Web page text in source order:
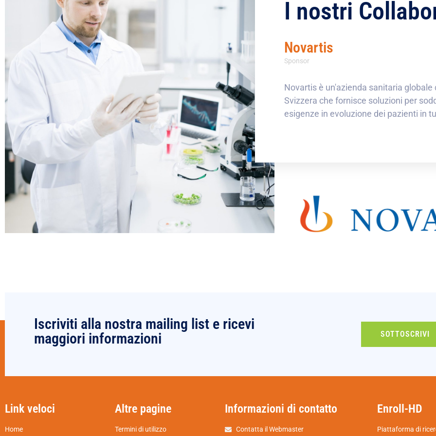
I nostri
da
Roche
Roche è una delle più grandi aziende biotecnologiche al
mondo, nonché un fornitore leader di diagnostica in vitro
e un fornitore globale di soluzioni innovative e
trasformative nelle principali aree patologiche.
Novartis
Sponsor
Novartis è un'azienda sanitaria globale
Svizzera che fornisce soluzioni per
esigenze in evoluzione dei pazienti in
Iscriviti alla nostra mailing list e ricevi
maggiori informazioni
SOTTOSCRIVI
Link veloci
Home
Altre pagine
Termini di utilizzo
Informazioni di contatto
Contatta il Webmaster
Enroll-HD
Piattaforma di